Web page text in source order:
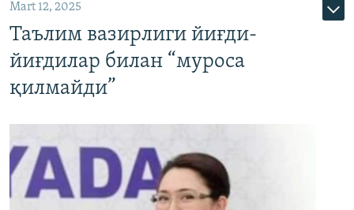
Mart 12, 2025
Таълим вазирлиги йиғди-
йиғдилар билан “муроса
қилмайди”